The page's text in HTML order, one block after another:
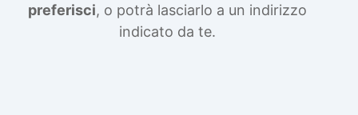
preferisci, o potrà lasciarlo a un indirizzo
indicato da te.